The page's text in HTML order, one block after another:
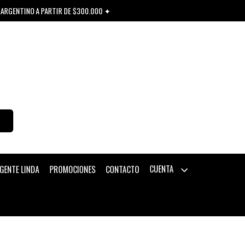
A PARTIR DE $300.000 ✦
LINDA PROMOCIONES CONTACTO CUENTA